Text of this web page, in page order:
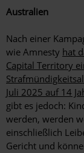
Australien
Nach einer
wie Amnesty hat
Capital Territory
Juli 2025 auf 14
gibt es jedoch:
werden, werden
einschließlich
Gericht und